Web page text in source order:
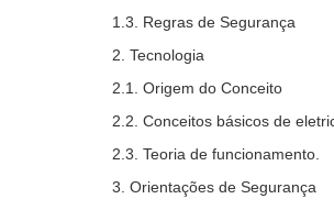
1.3. Regras de Segurança
2. Tecnologia
2.1. Origem do Conceito
2.2. Conceitos básicos de
2.3. Teoria de funcionamento.
3. Orientações de Segurança